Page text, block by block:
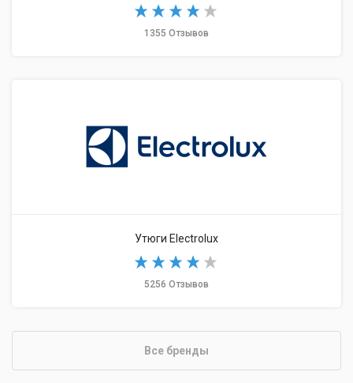
1355 Отзывов
Утюги Electrolux
5256 Отзывов
Все бренды